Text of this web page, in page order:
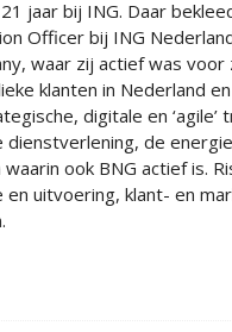
jaar bij ING. Daar
Officer bij ING
waar zij actief was
klanten in Nederland
digitale en
dienstverlening, de
ook BNG actief is.
uitvoering, klant- en